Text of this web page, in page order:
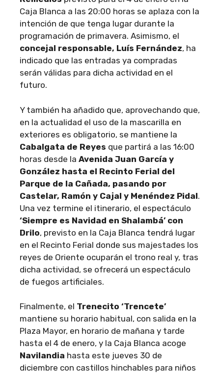
Caja Blanca a las 20:00 horas se aplaza con la
intención de que tenga lugar durante la
programación de primavera. Asimismo, el
concejal responsable, Luís Fernández, ha
indicado que las entradas ya compradas
serán válidas para dicha actividad en el
futuro.
Y también ha añadido que, aprovechando que,
en la actualidad el uso de la mascarilla en
exteriores es obligatorio, se mantiene la
Cabalgata de Reyes que partirá a las 16:00
horas desde la Avenida Juan García y
González hasta el Recinto Ferial del
Parque de la Cañada, pasando por
Castelar, Ramón y Cajal y Menéndez Pidal.
Una vez termine el itinerario, el espectáculo
‘Siempre es Navidad en Shalambá’ con
Drilo, previsto en la Caja Blanca tendrá lugar
en el Recinto Ferial donde sus majestades los
reyes de Oriente ocuparán el trono real y, tras
dicha actividad, se ofrecerá un espectáculo
de fuegos artificiales.
Finalmente, el Trenecito ‘Trencete’
mantiene su horario habitual, con salida en la
Plaza Mayor, en horario de mañana y tarde
hasta el 4 de enero, y la Caja Blanca acoge
Navilandia hasta este jueves 30 de
diciembre con castillos hinchables para niños